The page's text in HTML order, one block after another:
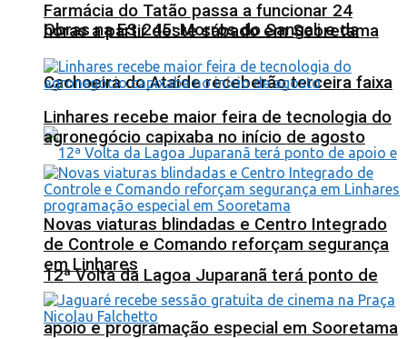
Obras na ES 245: Morros do Sangali e da
Cachoeira do Ataíde receberão terceira faixa
12ª Volta da Lagoa Juparanã terá ponto de
apoio e programação especial em Sooretama
Farmácia do Tatão passa a funcionar 24
horas a partir deste sábado em Sooretama
Linhares recebe maior feira de tecnologia do
agronegócio capixaba no início de agosto
Novas viaturas blindadas e Centro Integrado
de Controle e Comando reforçam segurança
em Linhares